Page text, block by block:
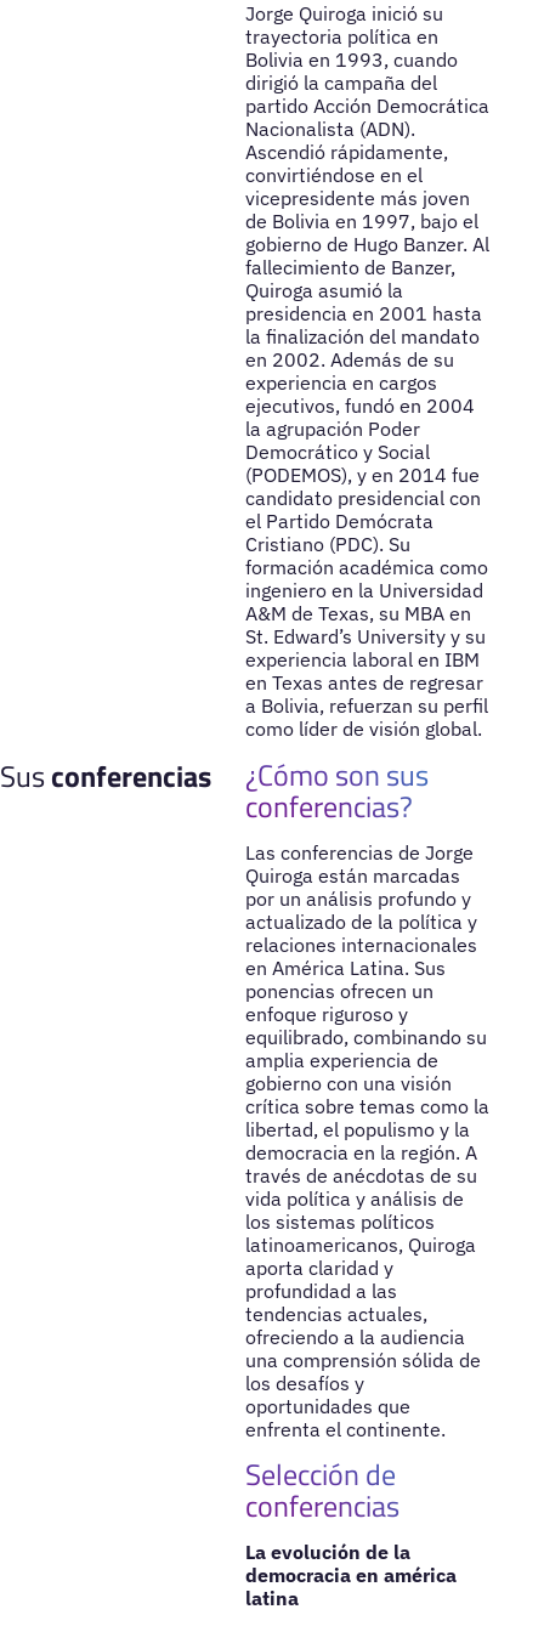
Jorge Quiroga inició su
trayectoria política en
Bolivia en 1993, cuando
dirigió la campaña del
partido Acción Democrática
Nacionalista (ADN).
Ascendió rápidamente,
convirtiéndose en el
vicepresidente más joven
de Bolivia en 1997, bajo el
gobierno de Hugo Banzer. Al
fallecimiento de Banzer,
Quiroga asumió la
presidencia en 2001 hasta
la finalización del mandato
en 2002. Además de su
experiencia en cargos
ejecutivos, fundó en 2004
la agrupación Poder
Democrático y Social
(PODEMOS), y en 2014 fue
candidato presidencial con
el Partido Demócrata
Cristiano (PDC). Su
formación académica como
ingeniero en la Universidad
A&M de Texas, su MBA en
St. Edward’s University y su
experiencia laboral en IBM
en Texas antes de regresar
a Bolivia, refuerzan su perfil
como líder de visión global.
Susconferencias ¿Cómo son sus
conferencias?
Las conferencias de Jorge
Quiroga están marcadas
por un análisis profundo y
actualizado de la política y
relaciones internacionales
en América Latina. Sus
ponencias ofrecen un
enfoque riguroso y
equilibrado, combinando su
amplia experiencia de
gobierno con una visión
crítica sobre temas como la
libertad, el populismo y la
democracia en la región. A
través de anécdotas de su
vida política y análisis de
los sistemas políticos
latinoamericanos, Quiroga
aporta claridad y
profundidad a las
tendencias actuales,
ofreciendo a la audiencia
una comprensión sólida de
los desafíos y
oportunidades que
enfrenta el continente.
Selección de
conferencias
La evolución de la
democracia en américa
latina